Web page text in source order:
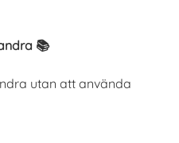
📚
utan att använda